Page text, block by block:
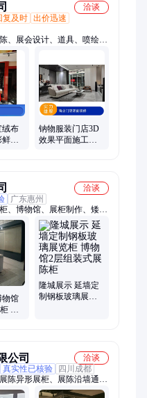
洽谈
复及时 出价迅速
、展会设计、道具、喷绘写
作、立体字 发光字、标识
宣物料、导视导览、logo、
膜天花、广告印刷、党建展
绒布
鲜明
钠物服装门店3D
效果平面施工图
洽谈
广东惠州
、博物馆、展柜制作、矮柜
柜、展柜承包、陈列展柜、
意展柜、古董展柜、展厅展
、恒温恒湿、展柜订制、墙
物馆
定
隆城展示 延墙定
制钢板玻璃展览
公司
洽谈
真实性已核验
四川成都
陈异形展柜、展陈沿墙通